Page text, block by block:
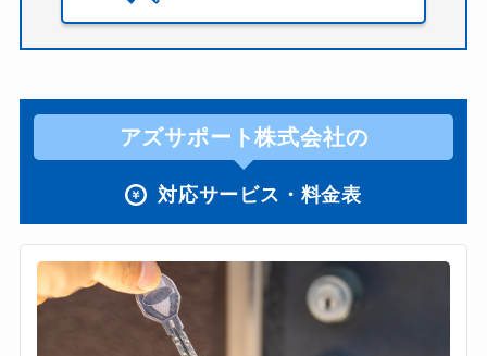
アズサポート株式会社の
対応サービス・料金表